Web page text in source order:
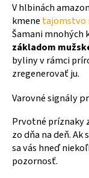
V hlbinách
kmene tajomstvo
Šamani mnohých
základom
byliny v rámci
zregenerovať ju.
Varovné signály
Prvotné príznaky
zo dňa na deň.
sa vás hneď
pozornosť.